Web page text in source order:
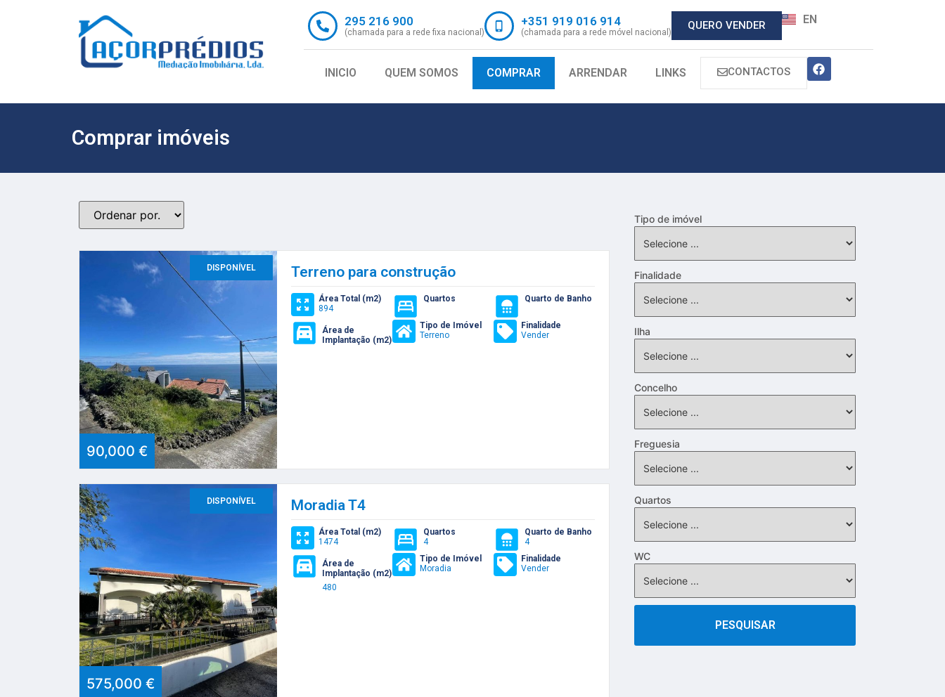
295 216 900
(chamada para a rede fixa nacional)
+351 919 016 914
(chamada para a rede móvel nacional)
QUERO VENDER EN
INICIO QUEM SOMOS COMPRAR ARRENDAR LINKS CONTACTOS
Comprar imóveis
90,000 €
DISPONÍVEL Terreno para construção
Área Total (m2)
894
Quartos Quarto de Banho
Área de
Implantação (m2)
Tipo de Imóvel
Terreno
Finalidade
Vender
575,000 €
DISPONÍVEL Moradia T4
Área Total (m2)
1474
Quartos
4
Quarto de Banho
4
Área de
Implantação (m2)
480
Tipo de Imóvel
Moradia
Finalidade
Vender
Tipo de imóvel
Finalidade
Ilha
Concelho
Freguesia
Quartos
WC
PESQUISAR